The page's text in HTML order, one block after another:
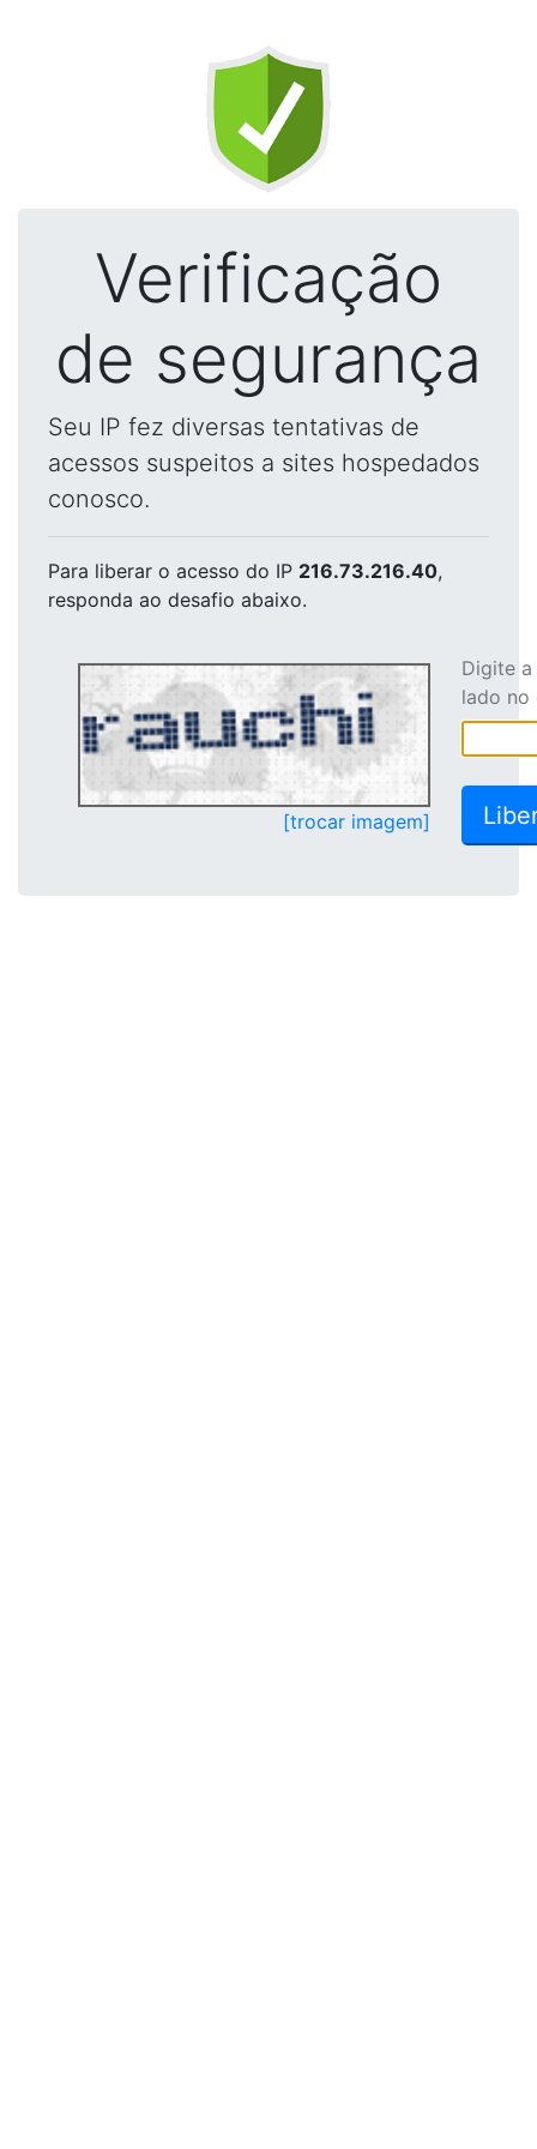
Verificação
de segurança
Seu IP fez diversas tentativas de
acessos suspeitos a sites hospedados
conosco.
Para liberar o acesso do IP 216.73.216.40,
responda ao desafio abaixo.
[trocar imagem]
Digite
lado no